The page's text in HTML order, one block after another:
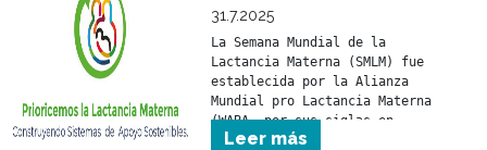
31.7.2025
La Semana Mundial de la
Lactancia Materna (SMLM) fue
establecida por la Alianza
Mundial pro Lactancia Materna
(WABA, por sus siglas en
inglés) y se celebra durante
Leer más